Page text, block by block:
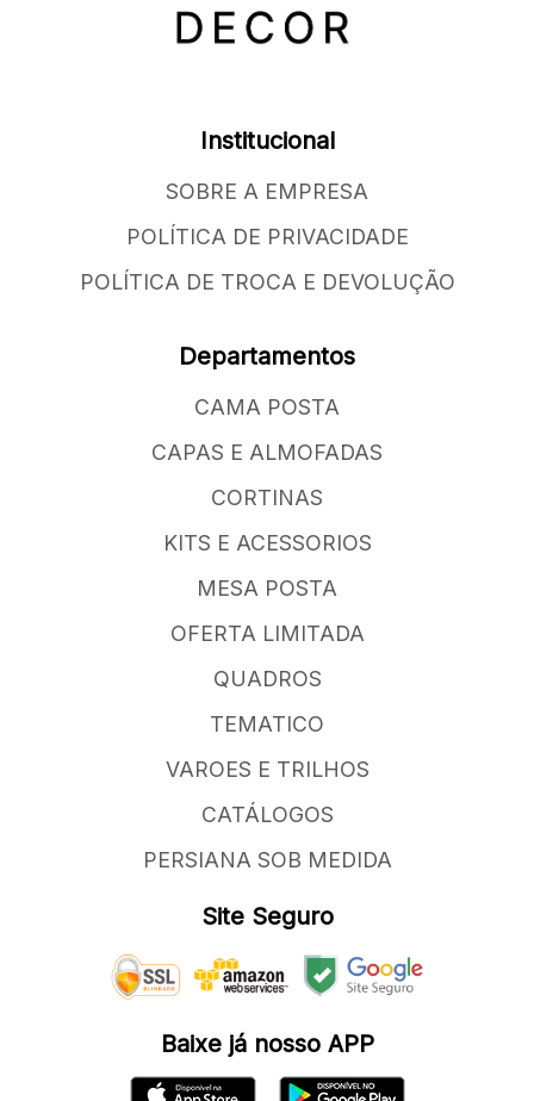
Institucional
SOBRE A EMPRESA
POLÍTICA DE PRIVACIDADE
POLÍTICA DE TROCA E DEVOLUÇÃO
Departamentos
CAMA POSTA
CAPAS E ALMOFADAS
CORTINAS
KITS E ACESSORIOS
MESA POSTA
OFERTA LIMITADA
QUADROS
TEMATICO
VAROES E TRILHOS
CATÁLOGOS
PERSIANA SOB MEDIDA
Site Seguro
Baixe já nosso APP